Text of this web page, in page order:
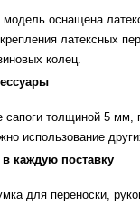
модель оснащена
латексных
колец.
сапоги толщиной 5 мм,
использование
в каждую поставку
для переноски,